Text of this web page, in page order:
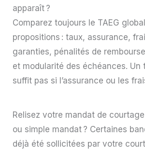
apparaît ?
Comparez toujours le TAEG
propositions : taux, assurance,
garanties, pénalités de
et modularité des échéances. Un
suffit pas si l’assurance ou les
Relisez votre mandat de
ou simple mandat ? Certaines
déjà été sollicitées par votre